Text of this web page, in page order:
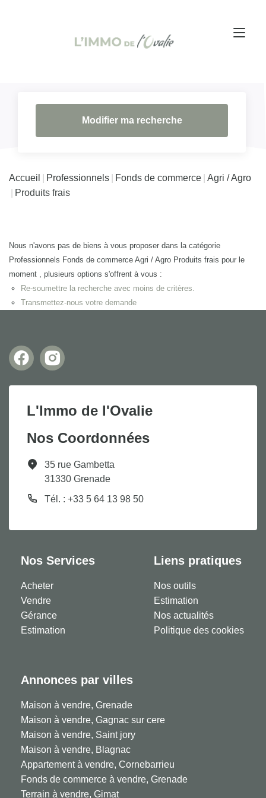
Modifier ma recherche
Accueil Professionnels Fonds de commerce Agri / Agro
Produits frais
Nous n'avons pas de biens à vous proposer dans la catégorie
Professionnels Fonds de commerce Agri / Agro Produits frais pour le
moment , plusieurs options s'offrent à vous :
Re-soumettre la recherche avec moins de critères.
Transmettez-nous votre demande
L'Immo de l'Ovalie
Nos Coordonnées
35 rue Gambetta
31330 Grenade
Tél. : +33 5 64 13 98 50
Nos Services
Acheter
Vendre
Gérance
Estimation
Liens pratiques
Nos outils
Estimation
Nos actualités
Politique des cookies
Annonces par villes
Maison à vendre, Grenade
Maison à vendre, Gagnac sur cere
Maison à vendre, Saint jory
Maison à vendre, Blagnac
Appartement à vendre, Cornebarrieu
Fonds de commerce à vendre, Grenade
Terrain à vendre, Gimat